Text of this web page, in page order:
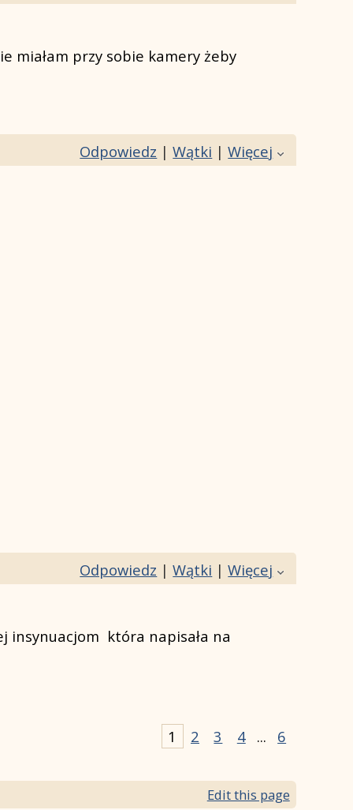
miałam przy sobie kamery żeby
Odpowiedz |Wątki |Więcej
Odpowiedz |Wątki |Więcej
insynuacjom która napisała na
1 2 3 4 ... 6
Edit this page